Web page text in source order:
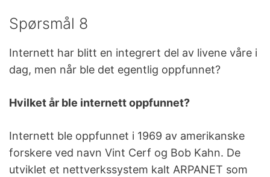
Spørsmål 8
Internett har blitt en integrert del av livene våre i
dag, men når ble det egentlig oppfunnet?
Hvilket år ble internett oppfunnet?
Internett ble oppfunnet i 1969 av amerikanske
forskere ved navn Vint Cerf og Bob Kahn. De
utviklet et nettverkssystem kalt ARPANET som